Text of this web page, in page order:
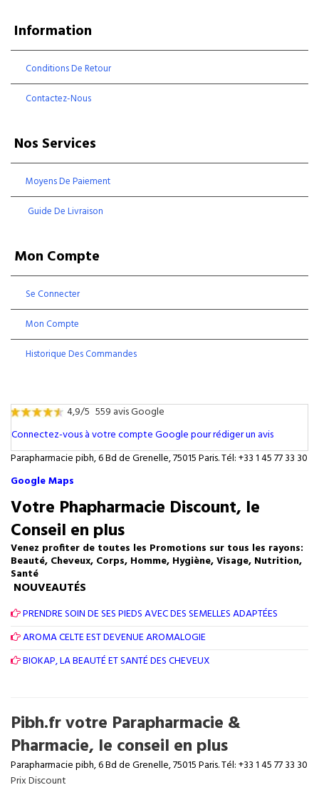
Information
Conditions De Retour
Contactez-Nous
Nos Services
Moyens De Paiement
Guide De Livraison
Mon Compte
Se Connecter
Mon Compte
Historique Des Commandes
4,9/5 559 avis Google
Connectez-vous à votre compte Google pour rédiger un avis
Parapharmacie pibh, 6 Bd de Grenelle, 75015 Paris. Tél: +33 1 45 77 33 30
Google Maps
Votre Phapharmacie Discount, le
Conseil en plus
Venez profiter de toutes les Promotions sur tous les rayons:
Beauté, Cheveux, Corps, Homme, Hygiène, Visage, Nutrition,
Santé
NOUVEAUTÉS
PRENDRE SOIN DE SES PIEDS AVEC DES SEMELLES ADAPTÉES
AROMA CELTE EST DEVENUE AROMALOGIE
BIOKAP, LA BEAUTÉ ET SANTÉ DES CHEVEUX
Pibh.fr votre Parapharmacie &
Pharmacie, le conseil en plus
Parapharmacie pibh, 6 Bd de Grenelle, 75015 Paris. Tél: +33 1 45 77 33 30
Prix Discount